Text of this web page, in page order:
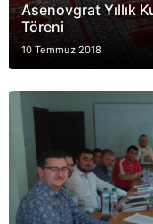
Asenovgrat Yıllık
Töreni
10 Temmuz 2018